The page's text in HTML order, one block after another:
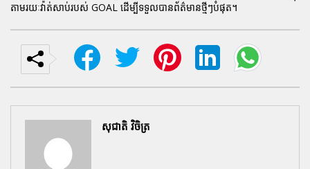
តាមរយៈវ៉ាត់សាប់របស់ GOAL ដើម្បីទទួលបានព័ត៌មានថ្មីៗបំផុត។
សុជាតិ វិចិត្រ